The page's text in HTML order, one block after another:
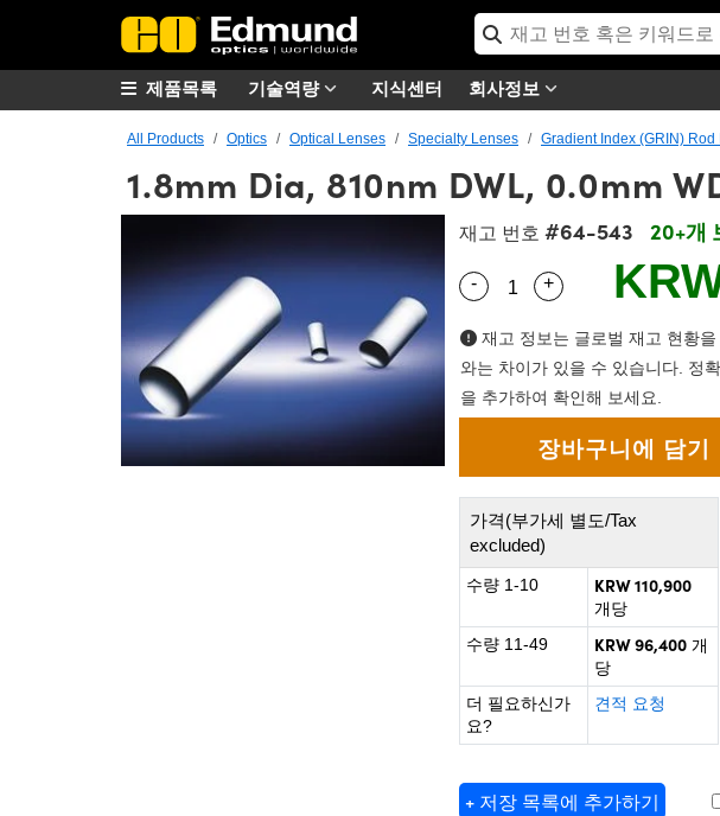
기술역량 지식센터 회사정보
제품목록
All Products Optics Optical Lenses Specialty Lenses Gradient Index (GRIN) Rod
1.8mm Dia, 810nm DWL, 0.0mm
재고 번호 #64-543 20+개
Quantity Selector
- Use the plus and
+
재고 정보는 글로벌 재고 현황
와는 차이가 있을 수 있습니다. 정
을 추가하여 확인해 보세요.
가격(부가세 별도/Tax
excluded)
수량 1-10 KRW 110,900
개당
수량 11-49
KRW 96,400 개
당
더 필요하신가
요?
견적 요청
+ 저장 목록에 추가하기